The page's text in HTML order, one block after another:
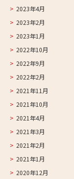
2023年4月
2023年2月
2023年1月
2022年10月
2022年9月
2022年2月
2021年11月
2021年10月
2021年4月
2021年3月
2021年2月
2021年1月
2020年12月